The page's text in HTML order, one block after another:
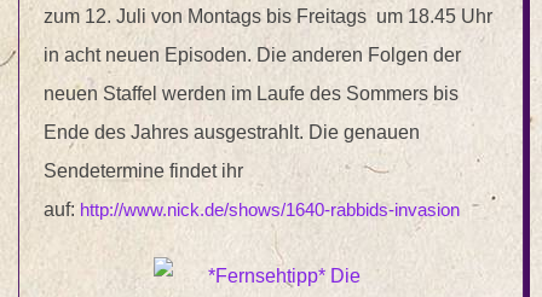
zum 12. Juli von Montags bis Freitags um 18.45 Uhr
in acht neuen Episoden. Die anderen Folgen der
neuen Staffel werden im Laufe des Sommers bis
Ende des Jahres ausgestrahlt. Die genauen
Sendetermine findet ihr
auf: http://www.nick.de/shows/1640-rabbids-invasion